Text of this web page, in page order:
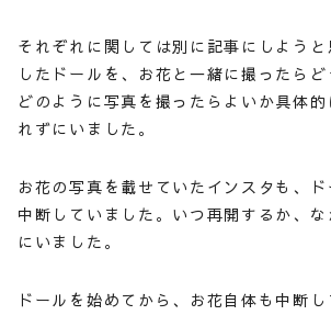
それぞれに関しては別に記事にしよう
したドールを、お花と一緒に撮ったらど
どのように写真を撮ったらよいか具体
れずにいました。
お花の写真を載せていたインスタも、
中断していました。いつ再開するか、
にいました。
ドールを始めてから、お花自体も中断